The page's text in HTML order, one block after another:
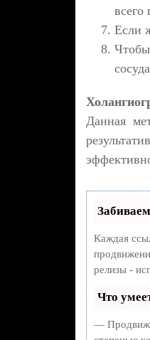
всего
Если
Данная
Каждая
релизы -
Что
—